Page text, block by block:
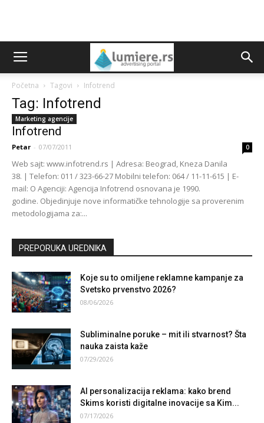
Početna Tagovi Infotrend
Tag: Infotrend
Marketing agencije
Infotrend
Petar - 07/07/2011 0
Web sajt: www.infotrend.rs | Adresa: Beograd, Kneza Danila
38. | Telefon: 011 / 323-66-27 Mobilni telefon: 064 / 11-11-615 | E-
mail: O Agenciji: Agencija Infotrend osnovana je 1990.
godine. Objedinjuje nove informatičke tehnologije sa proverenim
metodologijama za:...
PREPORUKA UREDNIKA
Koje su to omiljene reklamne kampanje za
Svetsko prvenstvo 2026?
08/06/2026
Subliminalne poruke – mit ili stvarnost? Šta
nauka zaista kaže
07/29/2026
AI personalizacija reklama: kako brend
Skims koristi digitalne inovacije sa Kim...
07/17/2026